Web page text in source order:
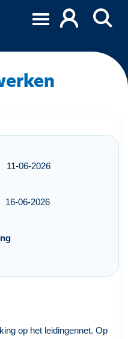
11-06-2026
16-06-2026
op het leidingennet. Op